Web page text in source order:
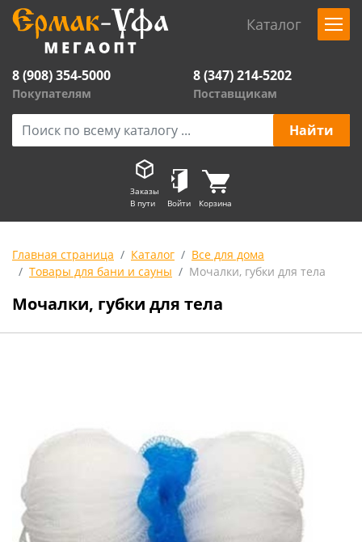
Каталог
8 (908) 354-5000
Покупателям
8 (347) 214-5202
Поставщикам
Заказы
В пути
Войти Корзина
Главная страница Каталог
Все для дома
Товары для бани и сауны
Мочалки, губки для тела
Мочалки, губки для тела